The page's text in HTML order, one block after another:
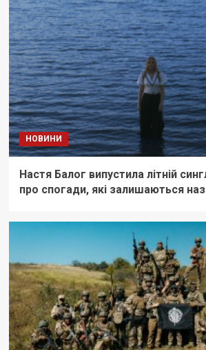
НОВИНИ
Настя Балог випустила літній
про спогади, які залишаються